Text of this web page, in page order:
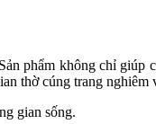
phẩm không chỉ giúp
thờ cúng trang nghiêm
gian sống.